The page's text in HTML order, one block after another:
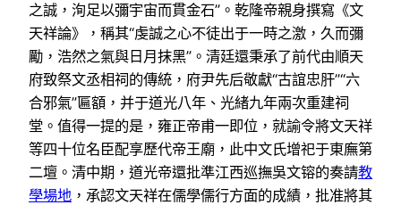
之誠，洵足以彌宇宙而貫金石”。乾隆帝親身撰寫《文
天祥論》，稱其“虔誠之心不徒出于一時之激，久而彌
勵，浩然之氣與日月抹黑”。清廷還秉承了前代由順天
府致祭文丞相祠的傳統，府尹先后敬獻“古誼忠肝”“六
合邪氣”匾額，并于道光八年、光緒九年兩次重建祠
堂。值得一提的是，雍正帝甫一即位，就諭令將文天祥
等四十位名臣配享歷代帝王廟，此中文氏增祀于東廡第
二壇。清中期，道光帝還批準江西巡撫吳文镕的奏請教
學場地 ，承認文天祥在儒學儒行方面的成績，批准將其